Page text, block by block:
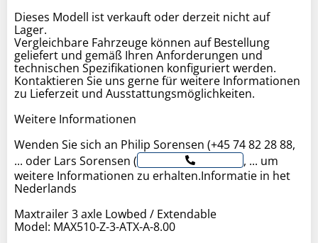
Dieses Modell ist verkauft oder derzeit nicht auf
Lager.
Vergleichbare Fahrzeuge können auf Bestellung
geliefert und gemäß Ihren Anforderungen und
technischen Spezifikationen konfiguriert werden.
Kontaktieren Sie uns gerne für weitere Informationen
zu Lieferzeit und Ausstattungsmöglichkeiten.
Weitere Informationen
Wenden Sie sich an Philip Sorensen (+45 74 82 28 88,
... oder Lars Sorensen (
, ... um
weitere Informationen zu erhalten.Informatie in het
Nederlands
Maxtrailer 3 axle Lowbed / Extendable
Model: MAX510-Z-3-ATX-A-8.00